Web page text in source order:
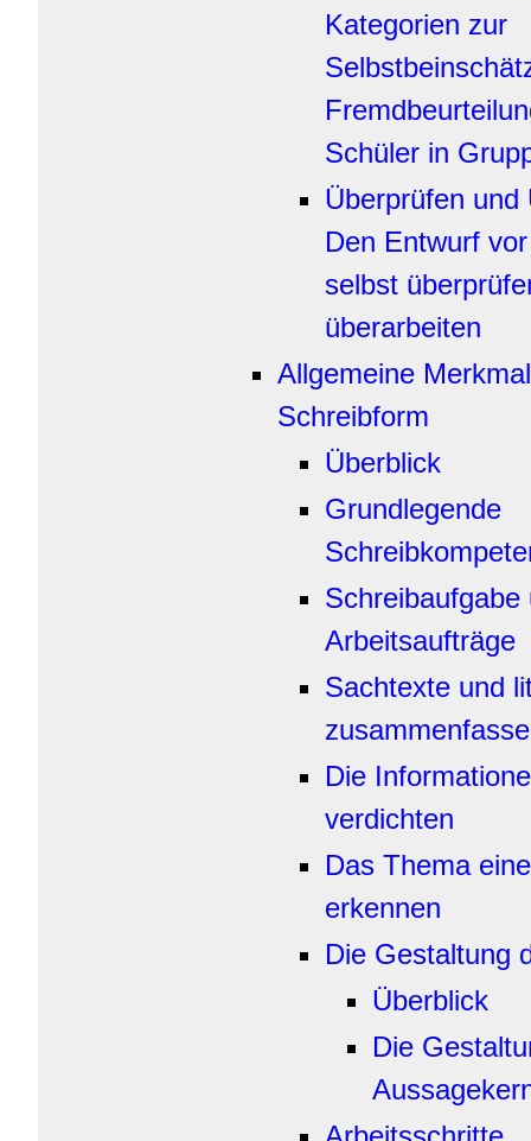
Kategorien zur
Schüler in
Überprüfen und
Den Entwurf
selbst
überarbeiten
Allgemeine
Schreibform
Überblick
Grundlegende
Schreibaufgabe
Arbeitsaufträge
Sachtexte und
Die
verdichten
Das Thema
erkennen
Die Gestaltung
Überblick
Die